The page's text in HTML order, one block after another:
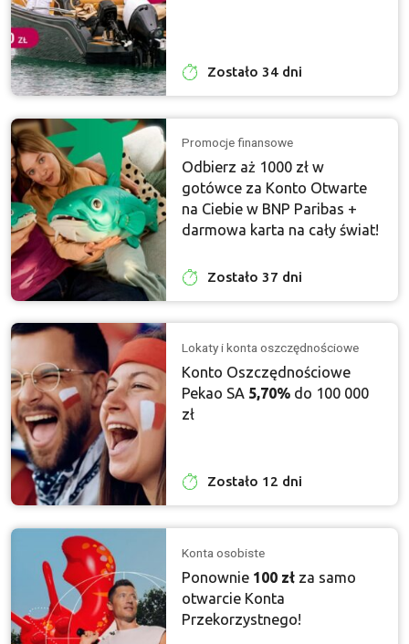
Zostało 34 dni
Promocje finansowe
Odbierz aż 1000 zł w
gotówce za Konto Otwarte
na Ciebie w BNP Paribas +
darmowa karta na cały świat!
Zostało 37 dni
Lokaty i konta oszczędnościowe
Konto Oszczędnościowe
Pekao SA 5,70% do 100 000
zł
Zostało 12 dni
Konta osobiste
Ponownie 100 zł za samo
otwarcie Konta
Przekorzystnego!